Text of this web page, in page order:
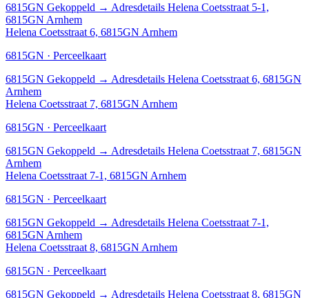
6815GN Gekoppeld → Adresdetails Helena Coetsstraat 5-1,
6815GN Arnhem
Helena Coetsstraat 6, 6815GN Arnhem
6815GN · Perceelkaart
6815GN Gekoppeld → Adresdetails Helena Coetsstraat 6, 6815GN
Arnhem
Helena Coetsstraat 7, 6815GN Arnhem
6815GN · Perceelkaart
6815GN Gekoppeld → Adresdetails Helena Coetsstraat 7, 6815GN
Arnhem
Helena Coetsstraat 7-1, 6815GN Arnhem
6815GN · Perceelkaart
6815GN Gekoppeld → Adresdetails Helena Coetsstraat 7-1,
6815GN Arnhem
Helena Coetsstraat 8, 6815GN Arnhem
6815GN · Perceelkaart
6815GN Gekoppeld → Adresdetails Helena Coetsstraat 8, 6815GN